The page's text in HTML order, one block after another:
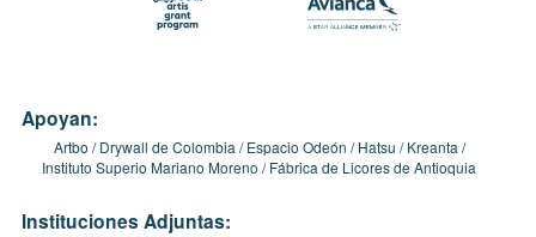
Apoyan:
Artbo Drywall de Colombia Espacio Odeón Hatsu
Kreanta
Instituto Superio Mariano Moreno
Fábrica de Licores de Antioquia
Instituciones Adjuntas: